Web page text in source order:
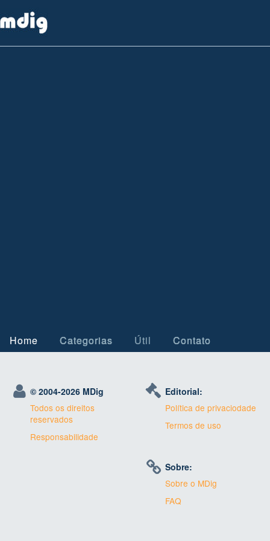
Home Categorias Útil Contato
© 2004-2026 MDig
Todos os direitos
reservados
Responsabilidade
Editorial:
Política de privaciodade
Termos de uso
Sobre:
Sobre o MDig
FAQ